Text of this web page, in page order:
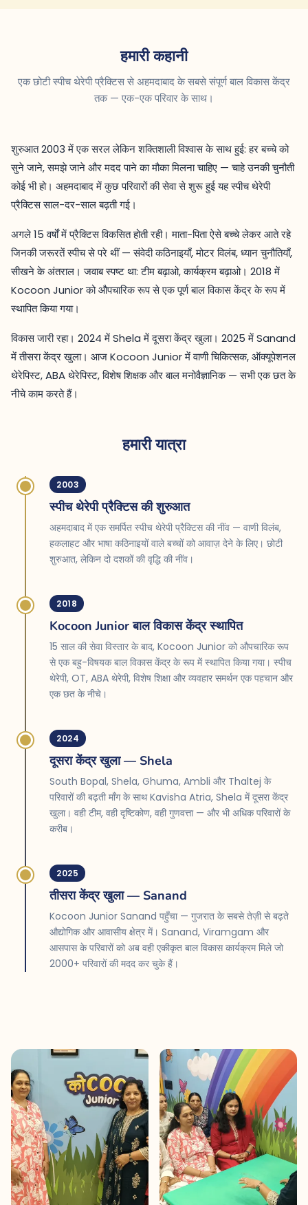
हमारी कहानी
एक छोटी स्पीच थेरेपी प्रैक्टिस से अहमदाबाद के सबसे संपूर्ण बाल विकास केंद्र
तक — एक-एक परिवार के साथ।
शुरुआत 2003 में एक सरल लेकिन शक्तिशाली विश्वास के साथ हुई: हर बच्चे को
सुने जाने, समझे जाने और मदद पाने का मौका मिलना चाहिए — चाहे उनकी चुनौती
कोई भी हो। अहमदाबाद में कुछ परिवारों की सेवा से शुरू हुई यह स्पीच थेरेपी
प्रैक्टिस साल-दर-साल बढ़ती गई।
अगले 15 वर्षों में प्रैक्टिस विकसित होती रही। माता-पिता ऐसे बच्चे लेकर आते रहे
जिनकी जरूरतें स्पीच से परे थीं — संवेदी कठिनाइयाँ, मोटर विलंब, ध्यान चुनौतियाँ,
सीखने के अंतराल। जवाब स्पष्ट था: टीम बढ़ाओ, कार्यक्रम बढ़ाओ। 2018 में
Kocoon Junior को औपचारिक रूप से एक पूर्ण बाल विकास केंद्र के रूप में
स्थापित किया गया।
विकास जारी रहा। 2024 में Shela में दूसरा केंद्र खुला। 2025 में Sanand
में तीसरा केंद्र खुला। आज Kocoon Junior में वाणी चिकित्सक, ऑक्यूपेशनल
थेरेपिस्ट, ABA थेरेपिस्ट, विशेष शिक्षक और बाल मनोवैज्ञानिक — सभी एक छत के
नीचे काम करते हैं।
हमारी यात्रा
2003
स्पीच थेरेपी प्रैक्टिस की शुरुआत
अहमदाबाद में एक समर्पित स्पीच थेरेपी प्रैक्टिस की नींव — वाणी विलंब,
हकलाहट और भाषा कठिनाइयों वाले बच्चों को आवाज़ देने के लिए। छोटी
शुरुआत, लेकिन दो दशकों की वृद्धि की नींव।
2018
Kocoon Junior बाल विकास केंद्र स्थापित
15 साल की सेवा विस्तार के बाद, Kocoon Junior को औपचारिक रूप
से एक बहु-विषयक बाल विकास केंद्र के रूप में स्थापित किया गया। स्पीच
थेरेपी, OT, ABA थेरेपी, विशेष शिक्षा और व्यवहार समर्थन एक पहचान और
एक छत के नीचे।
2024
दूसरा केंद्र खुला — Shela
South Bopal, Shela, Ghuma, Ambli और Thaltej के
परिवारों की बढ़ती माँग के साथ Kavisha Atria, Shela में दूसरा केंद्र
खुला। वही टीम, वही दृष्टिकोण, वही गुणवत्ता — और भी अधिक परिवारों के
करीब।
2025
तीसरा केंद्र खुला — Sanand
Kocoon Junior Sanand पहुँचा — गुजरात के सबसे तेज़ी से बढ़ते
औद्योगिक और आवासीय क्षेत्र में। Sanand, Viramgam और
आसपास के परिवारों को अब वही एकीकृत बाल विकास कार्यक्रम मिले जो
2000+ परिवारों की मदद कर चुके हैं।